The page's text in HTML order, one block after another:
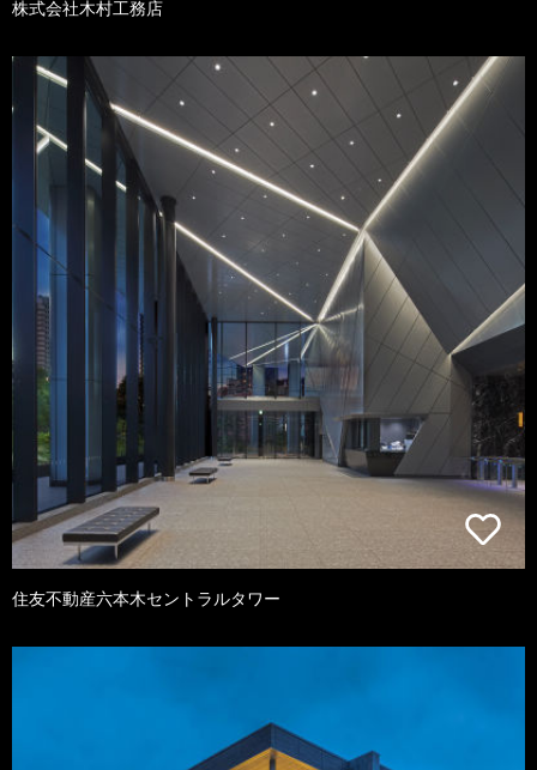
株式会社木村工務店
住友不動産六本木セントラルタワー